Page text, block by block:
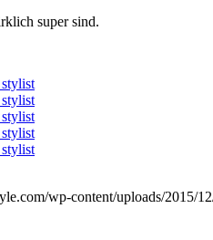
super sind.
wp-content/uploads/2015/